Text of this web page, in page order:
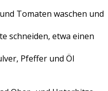
Tomaten waschen und
schneiden, etwa einen
Pfeffer und Öl